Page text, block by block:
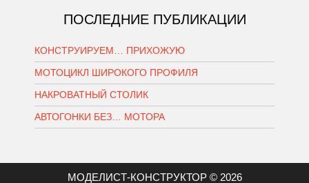
ПОСЛЕДНИЕ ПУБЛИКАЦИИ
КОНСТРУИРУЕМ… ПРИХОЖУЮ
МОТОЦИКЛ ШИРОКОГО ПРОФИЛЯ
НАКРОВАТНЫЙ СТОЛИК
АВТОГОНКИ БЕЗ… МОТОРА
МОДЕЛИСТ-КОНСТРУКТОР © 2026